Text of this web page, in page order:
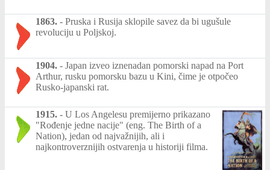
1863. - Pruska i Rusija sklopile savez da bi ugušule
revoluciju u Poljskoj.
1904. - Japan izveo iznenadan pomorski napad na Port
Arthur, rusku pomorsku bazu u Kini, čime je otpočeo
Rusko-japanski rat.
1915. - U Los Angelesu premijerno prikazano
"Rođenje jedne nacije" (eng. The Birth of a
Nation), jedan od najvažnijih, ali i
najkontroverznijih ostvarenja u historiji filma.